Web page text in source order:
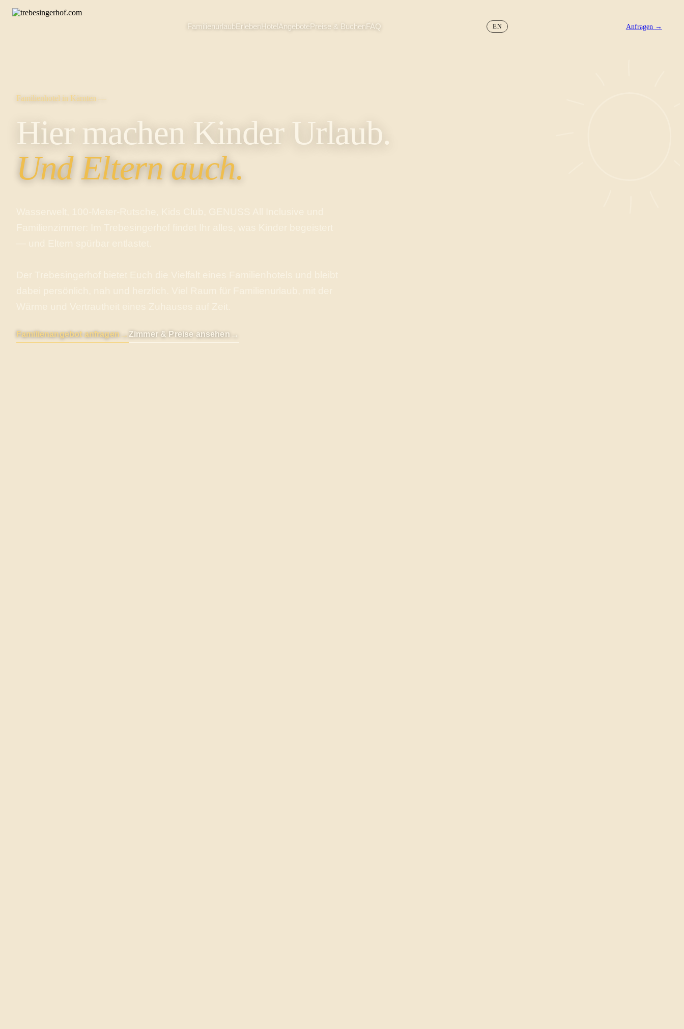
FamilienurlaubErlebenHotelAngebotePreise & BuchenFAQ EN Anfragen →
Familienhotel in Kärnten —
Hier machen Kinder Urlaub.
Und Eltern auch.
Familienangebot anfragen → Zimmer & Preise ansehen →